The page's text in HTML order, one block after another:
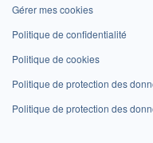
Gérer mes cookies
Politique de confidentialité
Politique de cookies
Politique de protection des
Politique de protection des